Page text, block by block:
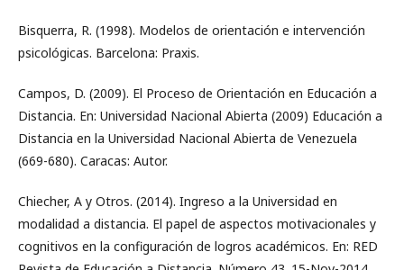
Bisquerra, R. (1998). Modelos de orientación e intervención
psicológicas. Barcelona: Praxis.
Campos, D. (2009). El Proceso de Orientación en Educación a
Distancia. En: Universidad Nacional Abierta (2009) Educación a
Distancia en la Universidad Nacional Abierta de Venezuela
(669-680). Caracas: Autor.
Chiecher, A y Otros. (2014). Ingreso a la Universidad en
modalidad a distancia. El papel de aspectos motivacionales y
cognitivos en la configuración de logros académicos. En: RED